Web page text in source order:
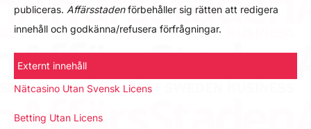
publiceras. Affärsstadenförbehåller sig rätten att redigera
innehåll och godkänna/refusera förfrågningar.
Externt innehåll
Nätcasino Utan Svensk Licens
Betting Utan Licens